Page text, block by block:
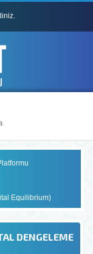
Equilibrium)
DENGELEME